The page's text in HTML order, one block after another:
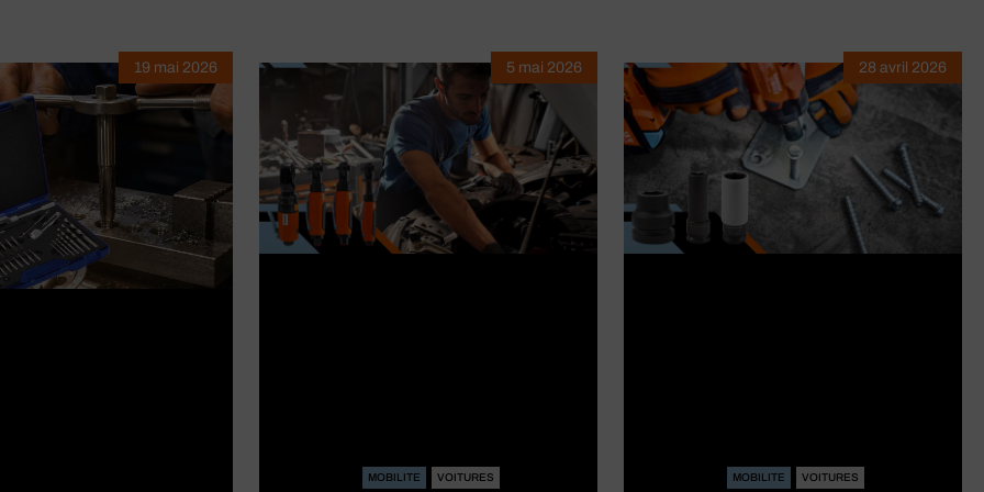
19 mai 2026
MOBILITE VOITURES
5 mai 2026
MOBILITE VOITURES
28 avril 2026